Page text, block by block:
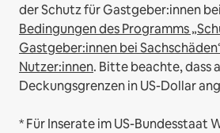
der Schutz für Gastgeber:innen
Bedingungen des Programms
Gastgeber:innen bei
Nutzer:innen. Bitte beachte, dass
Deckungsgrenzen in US-Dollar
* Für Inserate im US-Bundesstaat